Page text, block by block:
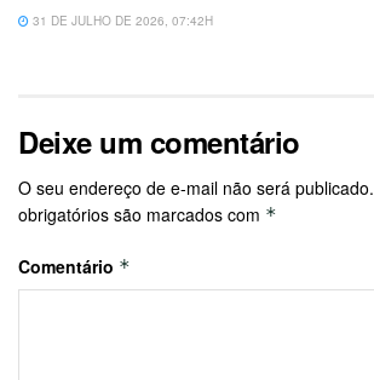
31 DE JULHO DE 2026, 07:42H
Deixe um comentário
O seu endereço de e-mail não será publicado.
obrigatórios são marcados com *
Comentário *